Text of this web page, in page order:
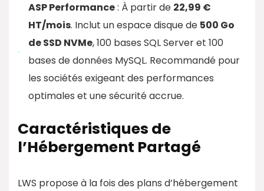
ASP Performance: À partir de 22,99 €
HT/mois. Inclut un espace disque de 500 Go
de SSD NVMe, 100 bases SQL Server et 100
bases de données MySQL. Recommandé pour
les sociétés exigeant des performances
optimales et une sécurité accrue.
Caractéristiques de
l’Hébergement Partagé
LWS propose à la fois des plans d’hébergement